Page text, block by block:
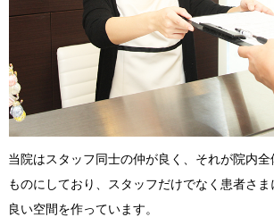
当院はスタッフ同士の仲が良く、それが院内
ものにしており、スタッフだけでなく患者さ
良い空間を作っています。